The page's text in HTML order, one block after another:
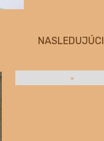
NASLEDUJÚCI